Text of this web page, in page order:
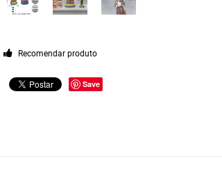
Recomendar produto
Save